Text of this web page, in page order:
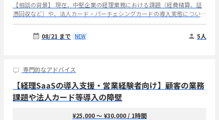
【相談の背景】 現在、中堅企業の経理業務における課題（経費精算、証
憑回収など）や、法人カード・パーチェシングカードの導入実態について
市場調査を行っており、ご経験者の方にお話をお伺いしたく考えておりま
1,000名の中堅企業でのご所属経験 ・経理・財務部長のご経験（複数社で
されていたご経験 【お伺いしたいこと】 ① ご経験の会社ではどのような
システム・社内フローおよびマニュアルで経費精算、証憑回収、カード明
細突合、予算管理を行っていたか。特に工数がかかるところはどこか ②
証憑未提出、明細突合、部門別予算管理などで、負荷・リスクが特に大き
い業務は何か ③ 法人カードおよびパーチェシングカードを導入・拡大・
08/21 まで NEW 5人
専門的なアドバイス
【経理SaaSの導入支援・営業経験者向け】顧客の業務
課題や法人カード等導入の障壁
¥25,000 〜 ¥30,000 / 1時間